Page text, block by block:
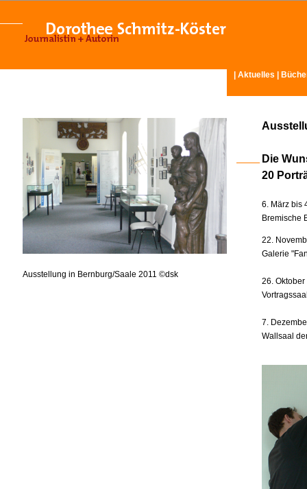
Aktuelles
Ausstellung in Bernburg/Saale 2011 ©dsk
Die
20
6. März bis
Bremische
22.
Galerie
26.
7.
Wallsaal